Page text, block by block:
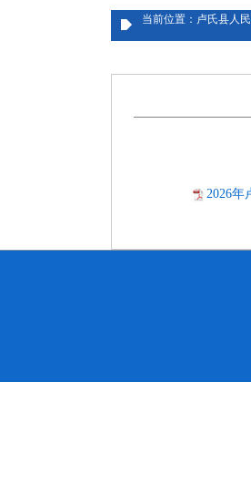
当前位置：卢氏县人
2026年